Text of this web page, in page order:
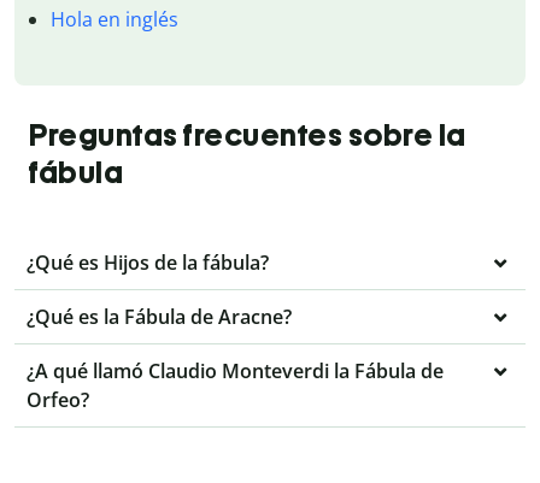
Hola en inglés
Preguntas frecuentes sobre la
fábula
¿Qué es Hijos de la fábula?
¿Qué es la Fábula de Aracne?
¿A qué llamó Claudio Monteverdi la Fábula de
Orfeo?